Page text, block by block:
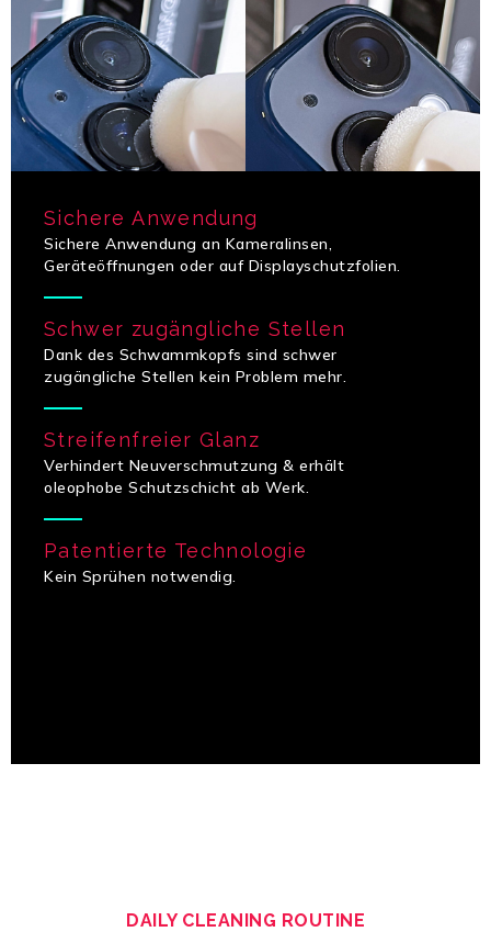
Sichere Anwendung
Sichere Anwendung an Kameralinsen,
Geräteöffnungen oder auf Displayschutzfolien.
Schwer zugängliche Stellen
Dank des Schwammkopfs sind schwer
zugängliche Stellen kein Problem mehr.
Streifenfreier Glanz
Verhindert Neuverschmutzung & erhält
oleophobe Schutzschicht ab Werk.
Patentierte Technologie
Kein Sprühen notwendig.
DAILY CLEANING ROUTINE